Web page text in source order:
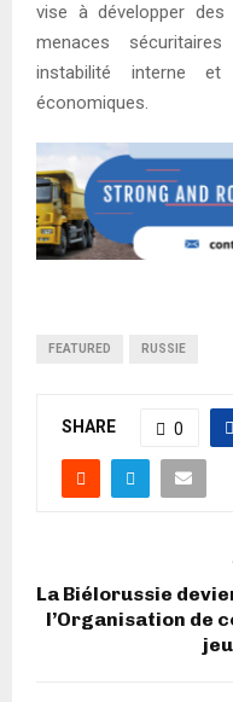
vise à développer
menaces
instabilité interne
économiques.
FEATURED RUSSIE
SHARE 0
La Biélorussie
l’Organisation de